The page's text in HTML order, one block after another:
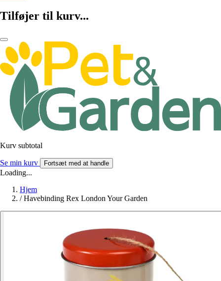
Tilføjer til kurv...
Kurv subtotal
Se min kurv Fortsæt med at handle
Loading...
Hjem
/ Havebinding Rex London Your Garden